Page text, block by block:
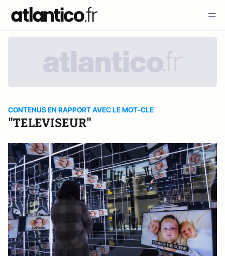
CONTENUS EN RAPPORT AVEC LE MOT-CLE
"TELEVISEUR"